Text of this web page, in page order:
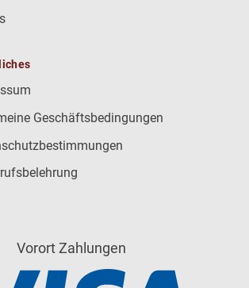
Geschäftsbedingungen
Vorort Zahlungen